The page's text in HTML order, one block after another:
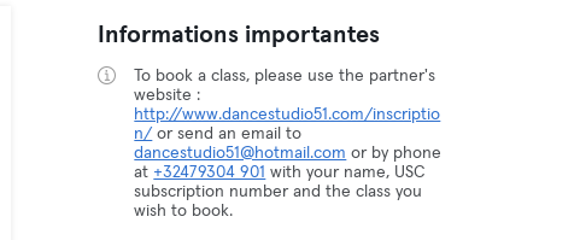
Informations importantes
To book a class, please use the partner's
website :
http://www.dancestudio51.com/inscriptio
n/ or send an email to
dancestudio51@hotmail.com or by phone
at +32479304 901 with your name, USC
subscription number and the class you
wish to book.